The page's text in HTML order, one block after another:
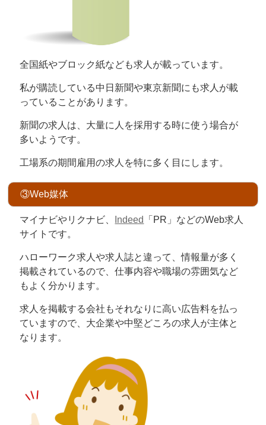
全国紙やブロック紙なども求人が載っています。
私が購読している中日新聞や東京新聞にも求人が載
っていることがあります。
新聞の求人は、大量に人を採用する時に使う場合が
多いようです。
工場系の期間雇用の求人を特に多く目にします。
③Web媒体
マイナビやリクナビ、 Indeed
「PR」などのWeb求人
サイトです。
ハローワーク求人や求人誌と違って、情報量が多く
掲載されているので、仕事内容や職場の雰囲気など
もよく分かります。
求人を掲載する会社もそれなりに高い広告料を払っ
ていますので、大企業や中堅どころの求人が主体と
なります。